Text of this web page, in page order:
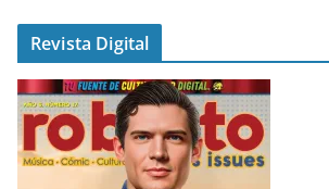
Revista Digital